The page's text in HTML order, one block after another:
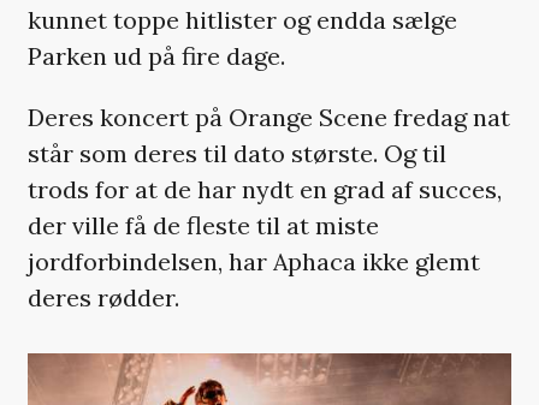
kunnet toppe hitlister og endda sælge
Parken ud på fire dage.
Deres koncert på Orange Scene fredag nat
står som deres til dato største. Og til
trods for at de har nydt en grad af succes,
der ville få de fleste til at miste
jordforbindelsen, har Aphaca ikke glemt
deres rødder.